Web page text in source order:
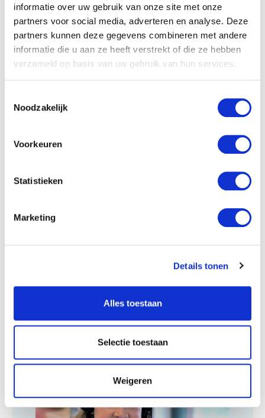
informatie over uw gebruik van onze site met onze
partners voor social media, adverteren en analyse. Deze
partners kunnen deze gegevens combineren met andere
informatie die u aan ze heeft verstrekt of die ze hebben
verzameld op basis van uw gebruik van hun services.
Noodzakelijk
Voorkeuren
Statistieken
Marketing
Details tonen
Alles toestaan
Selectie toestaan
Weigeren
voor
John Burke
Specificaties
Verschijningsvorm:
December 2023
Klantenservice